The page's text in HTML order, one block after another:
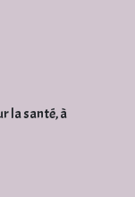
la santé, à